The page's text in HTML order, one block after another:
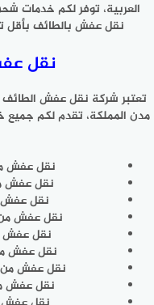
العربية، توفر لكم
نقل عفش بالطائف بأقل
نقل
تعتبر شركة نقل عفش
مدن المملكة، تقدم لكم
نقل عفش
نقل عفش
نقل عفش
نقل عفش من
نقل عفش
نقل عفش
نقل عفش من
نقل عفش